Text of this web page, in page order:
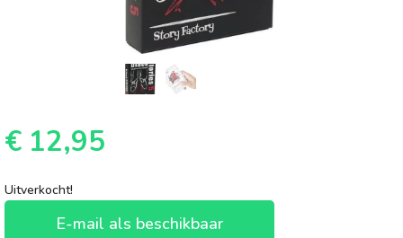
€ 12,95
Uitverkocht!
E-mail als beschikbaar